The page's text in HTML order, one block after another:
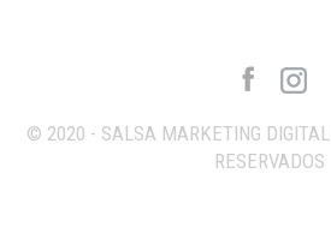
© 2020 - SALSA MARKETING
RESERVADOS